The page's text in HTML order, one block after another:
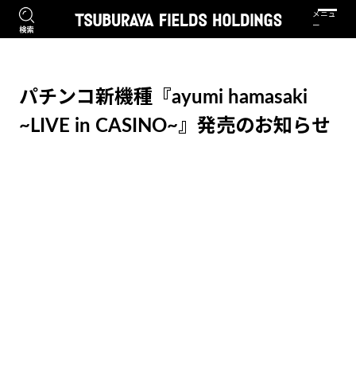
パチンコ新機種『ayumi hamasaki
~LIVE in CASINO~』発売のお知らせ